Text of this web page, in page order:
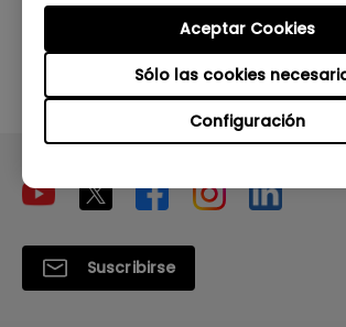
Configuración
Sólo las cookies
Aceptar Cookies
Sí No
Suscribirse